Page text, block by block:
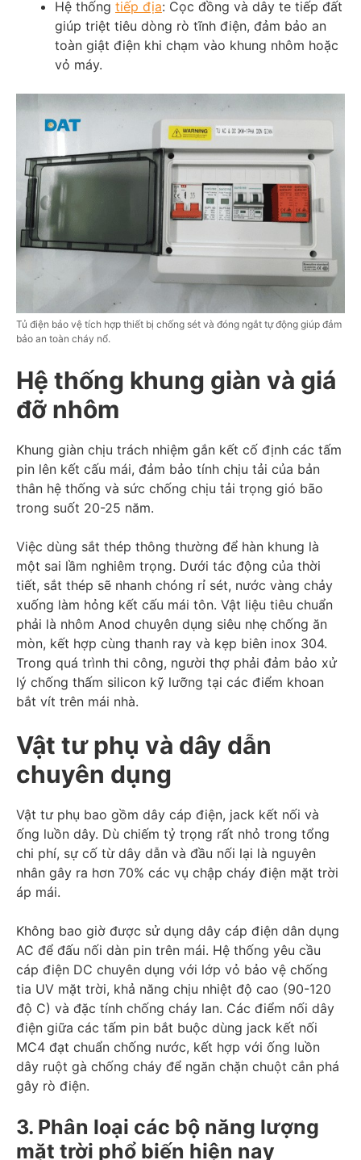
Hệ thống tiếp địa: Cọc đồng và dây te tiếp đất
giúp triệt tiêu dòng rò tĩnh điện, đảm bảo an
toàn giật điện khi chạm vào khung nhôm hoặc
vỏ máy.
Tủ điện bảo vệ tích hợp thiết bị chống sét và đóng ngắt tự động giúp đảm
bảo an toàn cháy nổ.
Hệ thống khung giàn và giá
đỡ nhôm
Khung giàn chịu trách nhiệm gắn kết cố định các tấm
pin lên kết cấu mái, đảm bảo tính chịu tải của bản
thân hệ thống và sức chống chịu tải trọng gió bão
trong suốt 20-25 năm.
Việc dùng sắt thép thông thường để hàn khung là
một sai lầm nghiêm trọng. Dưới tác động của thời
tiết, sắt thép sẽ nhanh chóng rỉ sét, nước vàng chảy
xuống làm hỏng kết cấu mái tôn. Vật liệu tiêu chuẩn
phải là nhôm Anod chuyên dụng siêu nhẹ chống ăn
mòn, kết hợp cùng thanh ray và kẹp biên inox 304.
Trong quá trình thi công, người thợ phải đảm bảo xử
lý chống thấm silicon kỹ lưỡng tại các điểm khoan
bắt vít trên mái nhà.
Vật tư phụ và dây dẫn
chuyên dụng
Vật tư phụ bao gồm dây cáp điện, jack kết nối và
ống luồn dây. Dù chiếm tỷ trọng rất nhỏ trong tổng
chi phí, sự cố từ dây dẫn và đầu nối lại là nguyên
nhân gây ra hơn 70% các vụ chập cháy điện mặt trời
áp mái.
Không bao giờ được sử dụng dây cáp điện dân dụng
AC để đấu nối dàn pin trên mái. Hệ thống yêu cầu
cáp điện DC chuyên dụng với lớp vỏ bảo vệ chống
tia UV mặt trời, khả năng chịu nhiệt độ cao (90-120
độ C) và đặc tính chống cháy lan. Các điểm nối dây
điện giữa các tấm pin bắt buộc dùng jack kết nối
MC4 đạt chuẩn chống nước, kết hợp với ống luồn
dây ruột gà chống cháy để ngăn chặn chuột cắn phá
gây rò điện.
3. Phân loại các bộ năng lượng
mặt trời phổ biến hiện nay